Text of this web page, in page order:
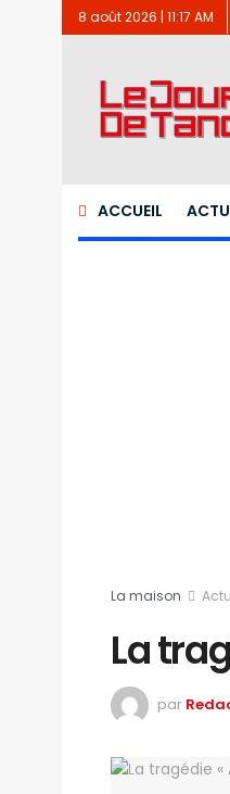
8 août 2026 | 11:17 AM
ACCUEIL
La maison
La
par